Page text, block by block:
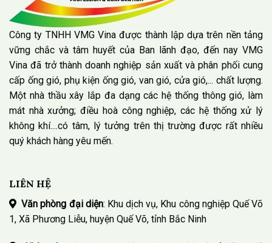
Công ty TNHH VMG Vina được thành lập dựa trên nền tảng
vững chắc và tâm huyết của Ban lãnh đạo, đến nay VMG
Vina đã trở thành doanh nghiệp sản xuất và phân phối cung
cấp ống gió, phụ kiện ống gió, van gió, cửa gió,... chất lượng.
Một nhà thầu xây lắp đa dạng các hệ thống thông gió, làm
mát nhà xưởng; điều hoà công nghiệp, các hệ thống xử lý
không khí....có tâm, lý tưởng trên thị trường được rất nhiều
quý khách hàng yêu mến.
LIÊN HỆ
Văn phòng đại diện: Khu dịch vụ, Khu công nghiệp Quế Võ
1, Xã Phương Liễu, huyện Quế Võ, tỉnh Bắc Ninh